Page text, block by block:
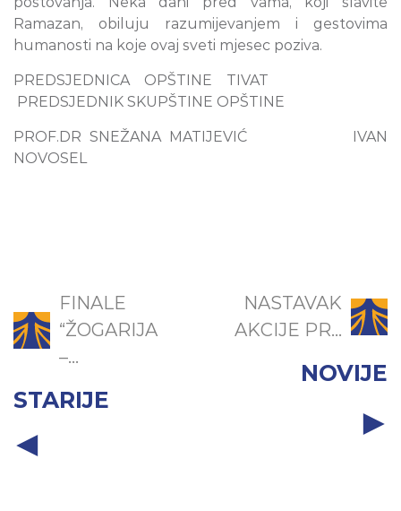
Ramazan, obiluju razumijevanjem i gestovima
humanosti na koje ovaj sveti mjesec poziva.
PREDSJEDNICA OPŠTINE TIVAT
PREDSJEDNIK SKUPŠTINE OPŠTINE
PROF.DR SNEŽANA MATIJEVIĆ IVAN
NOVOSEL
FINALE
“ŽOGARIJA
–...
STARIJE
NASTAVAK
AKCIJE PR...
NOVIJE